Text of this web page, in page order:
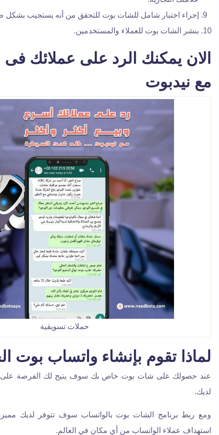
إجراء اختبار شامل للشات بوت للتحقق من أنه يستجيب بشكل
بنشر الشات بوت للعملاء والمستخدمين.
الان يمكنك الرد على عملائك
مع نيدبوت
حملات تسويقية
لماذا تقوم بإنشاء واتساب بوت
عند حصولك على شات بوت خاص بك سوف يتيح لك الفرصة على
لديك.
ومع ربط برنامج الشات بوت بالواتساب سوف تتوفر لديك
استهداف عملاء الواتساب من أي مكان في العالم.